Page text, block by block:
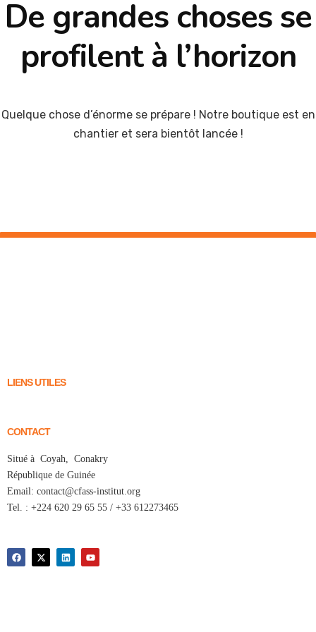
De grandes choses se
profilent à l’horizon
Quelque chose d’énorme se prépare ! Notre boutique est en
chantier et sera bientôt lancée !
LIENS UTILES
CONTACT
Situé à Coyah, Conakry
République de Guinée
Email: contact@cfass-institut.org
Tel. : +224 620 29 65 55 / +33 612273465